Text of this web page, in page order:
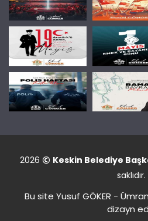
2026 Keskin Belediye
saklıdır.
Bu site Yusuf GÖKER -
dizayn